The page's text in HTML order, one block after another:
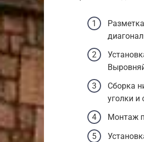
Сборка
уголки и
Монтаж